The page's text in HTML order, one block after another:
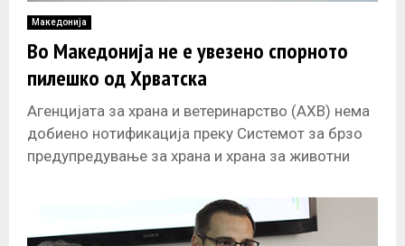
E
N
U
Македонија
Во Македонија не е увезено спорното
пилешко од Хрватска
Агенцијата за храна и ветеринарство (АХВ) нема
добиено нотификација преку Системот за брзо
предупредување за храна и храна за животни